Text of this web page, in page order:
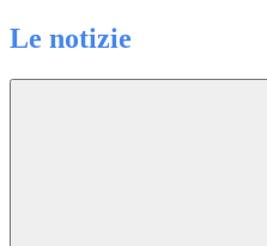
Le notizie